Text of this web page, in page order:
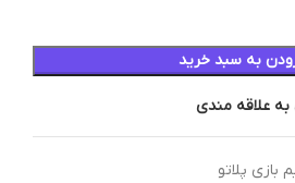
به سبد خرید
به علاقه مندی
بازی پلاتو